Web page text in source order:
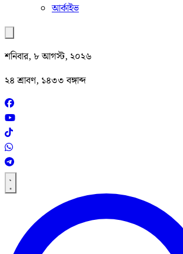
আর্কাইভ
শনিবার, ৮ আগস্ট, ২০২৬
২৪ শ্রাবণ, ১৪৩৩ বঙ্গাব্দ